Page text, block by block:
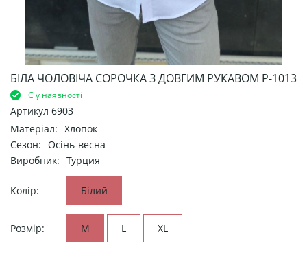
БІЛА ЧОЛОВІЧА СОРОЧКА З ДОВГИМ РУКАВОМ Р-1013
Є у наявності
Артикул 6903
Матеріал: Хлопок
Сезон: Осінь-весна
Виробник: Турция
Колір: Білий
Розмір: M L XL